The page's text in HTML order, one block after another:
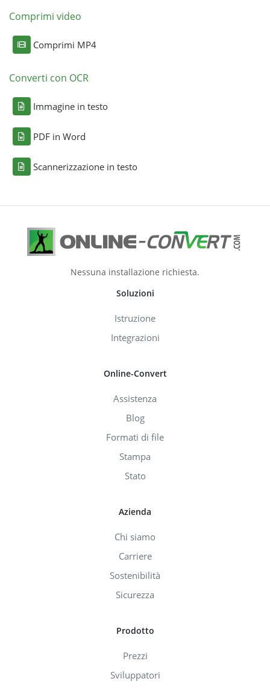
Comprimi video
Comprimi MP4
Converti con OCR
Immagine in testo
PDF in Word
Scannerizzazione in testo
Nessuna installazione richiesta.
Soluzioni
Istruzione
Integrazioni
Online-Convert
Assistenza
Blog
Formati di file
Stampa
Stato
Azienda
Chi siamo
Carriere
Sostenibilità
Sicurezza
Prodotto
Prezzi
Sviluppatori